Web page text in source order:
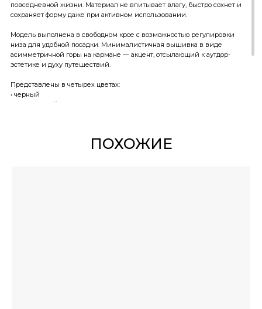
повседневной жизни. Материал не впитывает влагу, быстро сохнет и
сохраняет форму даже при активном использовании.
Модель выполнена в свободном крое с возможностью регулировки
низа для удобной посадки. Минималистичная вышивка в виде
асимметричной горы на кармане — акцент, отсылающий к аутдор-
эстетике и духу путешествий.
Представлены в четырех цветах:
• черный
• темно-синий
ПОХОЖИЕ